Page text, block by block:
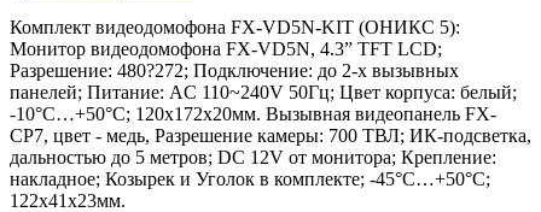
Комплект видеодомофона FX-VD5N-KIT (ОНИКС 5):
Монитор видеодомофона FX-VD5N, 4.3” TFT LCD;
Разрешение: 480?272; Подключение: до 2-х вызывных
панелей; Питание: AC 110~240V 50Гц; Цвет корпуса: белый;
-10°С…+50°С; 120х172х20мм. Вызывная видеопанель FX-
CP7, цвет - медь, Разрешение камеры: 700 ТВЛ; ИК-подсветка,
дальностью до 5 метров; DC 12V от монитора; Крепление:
накладное; Козырек и Уголок в комплекте; -45°С…+50°С;
122x41x23мм.